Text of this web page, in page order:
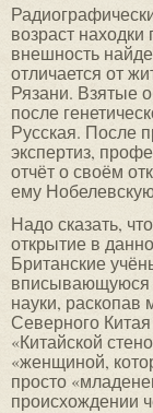
возраст
внешность
отличается от
Рязани. Взятые
после
Русская. После
экспертиз,
отчёт о своём
ему
Надо сказать,
открытие в
Британские
вписывающуюся
науки,
Северного
«Китайской
«женщиной,
просто
происхождении